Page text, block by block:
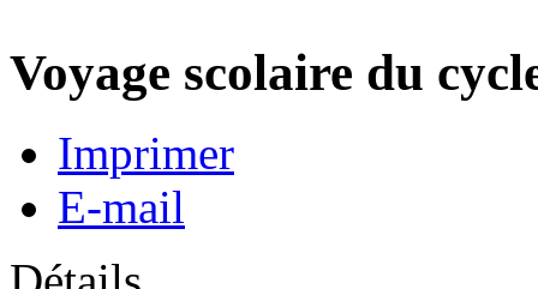
Voyage scolaire du
Imprimer
E-mail